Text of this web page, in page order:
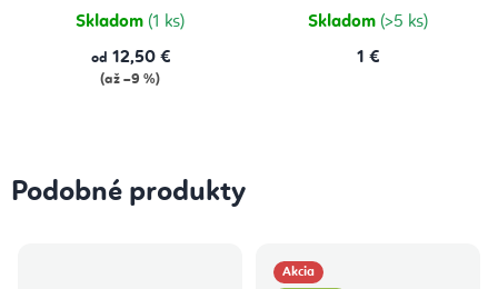
Skladom (1 ks)
od 12,50 €
(až –9 %)
Skladom (>5 ks)
1 €
Podobné produkty
Akcia